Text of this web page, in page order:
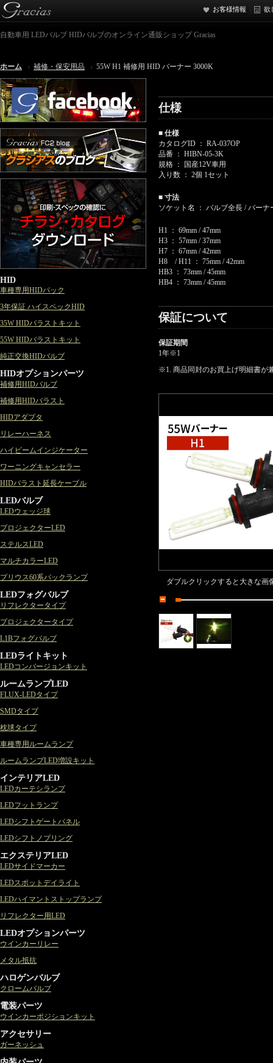
お客様情報 欲
自動車用 LEDバルブ HIDバルブのオンライン通販ショップ Gracias
ホーム 補修・保安用品 55W H1 補修用 HID バーナー 3000K
仕様
■ 仕様
カタログID ： RA-037OP
品番 ： HIBN-05-3K
規格 ： 国産12V車用
入り数 ： 2個 1セット
■ 寸法
ソケット名 ： バルブ全長 / バーナ
H1 ： 69mm / 47mm
H3 ： 57mm / 37mm
H7 ： 67mm / 42mm
H8 / H11 ： 75mm / 42mm
HB3 ： 73mm / 45mm
HB4 ： 73mm / 45mm
保証について
保証期間
1年※1
※1. 商品同封のお買上げ明細書が
ダブルクリックすると大きな画
HID
車種専用HIDパック
3年保証 ハイスペックHID
35W HIDバラストキット
55W HIDバラストキット
純正交換HIDバルブ
HIDオプションパーツ
補修用HIDバルブ
補修用HIDバラスト
HIDアダプタ
リレーハーネス
ハイビームインジケーター
ワーニングキャンセラー
HIDバラスト延長ケーブル
LEDバルブ
LEDウェッジ球
プロジェクターLED
ステルスLED
マルチカラーLED
プリウス60系バックランプ
LEDフォグバルブ
リフレクタータイプ
プロジェクタータイプ
L1Bフォグバルブ
LEDライトキット
LEDコンバージョンキット
ルームランプLED
FLUX-LEDタイプ
SMDタイプ
枕球タイプ
車種専用ルームランプ
ルームランプLED増設キット
インテリアLED
LEDカーテシランプ
LEDフットランプ
LEDシフトゲートパネル
LEDシフトノブリング
エクステリアLED
LEDサイドマーカー
LEDスポットデイライト
LEDハイマントストップランプ
リフレクター用LED
LEDオプションパーツ
ウインカーリレー
メタル抵抗
ハロゲンバルブ
クロームバルブ
電装パーツ
ウインカーポジションキット
アクセサリー
ガーネッシュ